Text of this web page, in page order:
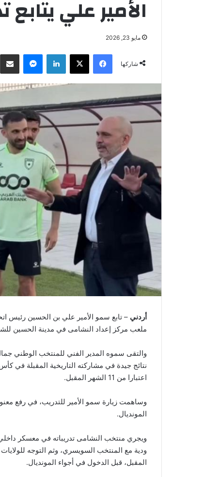
الأمير علي
مايو 23, 2026
شاركها
فيسبوك لينكدإن
أردني – تابع سمو الأمير علي بن الحسين رئيس
ملعب مركز إعداد النشامى في مدينة الحسين
والتقى سموه المدير الفني للمنتخب الوطني
نتائج جيدة في مشاركته التاريخية المقبلة في
اعتبارا من 11 الشهر المقبل.
وساهمت زيارة سمو الأمير للتدريب، في رفع
المونديال.
ويجري منتخب النشامى تدريباته في معسكر
المقبل، قبل الدخول في أجواء المونديال.